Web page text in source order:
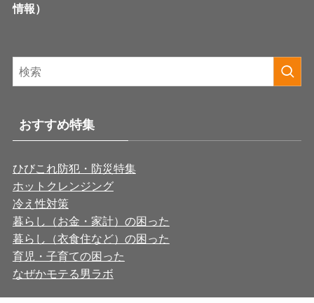
情報）
おすすめ特集
ひびこれ防犯・防災特集
ホットクレンジング
冷え性対策
暮らし（お金・家計）の困った
暮らし（衣食住など）の困った
育児・子育ての困った
なぜかモテる男ラボ